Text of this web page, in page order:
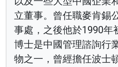
立董事。曾任職麥肯錫
事處，之後他於1990年
博士是中國管理諮詢行
物之一，曾經擔任波士